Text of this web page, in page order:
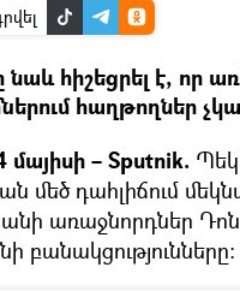
հիշեցրել է, որ
հաղթողներ
– Sputnik.
մեծ դահլիճում
առաջնորդներ
բանակցությունները։